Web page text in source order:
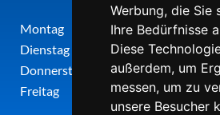
Werbung, die Sie
Ihre Bedürfnisse
Diese
außerdem, um
messen, um zu
unsere Besucher
Montag
12:00 Uhr -
Dienstag
09:00 Uhr -
Donnerstag
09:00 Uhr -
Freitag
09:00 Uhr -